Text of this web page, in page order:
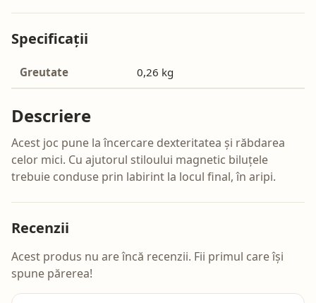
Specificații
Greutate 0,26 kg
Descriere
Acest joc pune la încercare dexteritatea și răbdarea
celor mici. Cu ajutorul stiloului magnetic biluțele
trebuie conduse prin labirint la locul final, în aripi.
Recenzii
Acest produs nu are încă recenzii. Fii primul care își
spune părerea!